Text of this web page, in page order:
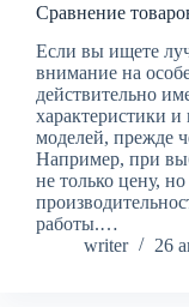
Сравнение
Если вы ищете
внимание на
действительно
характеристики
моделей, прежде
Например, при
не только цену,
работы.…
writer
26